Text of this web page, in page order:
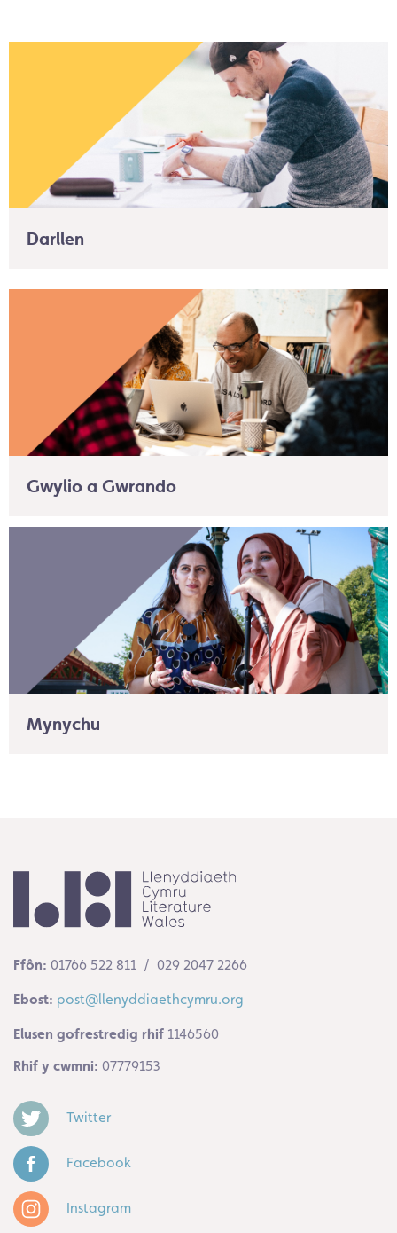
Darllen
Gwylio a Gwrando
Mynychu
Ffôn: 01766 522 811 / 029 2047 2266
Ebost: post@llenyddiaethcymru.org
Elusen gofrestredig rhif 1146560
Rhif y cwmni: 07779153
Twitter
Facebook
Instagram